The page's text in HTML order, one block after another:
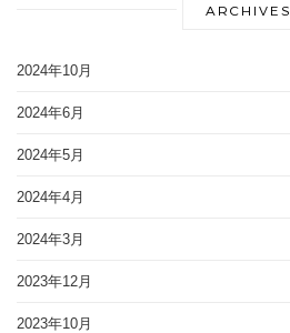
ARCHIVES
2024年10月
2024年6月
2024年5月
2024年4月
2024年3月
2023年12月
2023年10月